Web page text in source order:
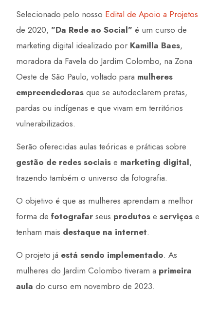
Selecionado pelo nosso Edital de Apoio a Projetos
de 2020, "Da Rede ao Social" é um curso de
marketing digital idealizado por Kamilla Baes,
moradora da Favela do Jardim Colombo, na Zona
Oeste de São Paulo, voltado para mulheres
empreendedoras que se autodeclarem pretas,
pardas ou indígenas e que vivam em territórios
vulnerabilizados.
Serão oferecidas aulas teóricas e práticas sobre
gestão de redes sociais e marketing digital,
trazendo também o universo da fotografia.
O objetivo é que as mulheres aprendam a melhor
forma de fotografar seus produtos e serviços e
tenham mais destaque na internet.
O projeto já está sendo implementado. As
mulheres do Jardim Colombo tiveram a primeira
aula do curso em novembro de 2023.